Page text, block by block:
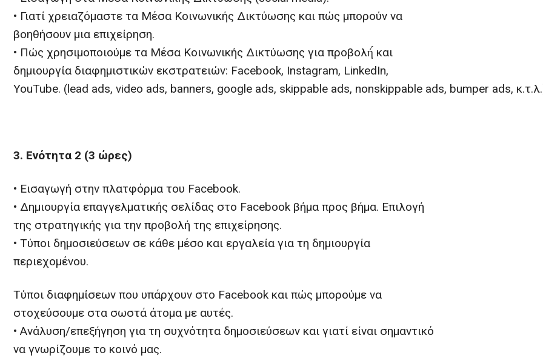
• Γιατί χρειαζόμαστε τα Μέσα Κοινωνικής Δικτύωσης και πώς μπορούν να
βοηθήσουν μια επιχείρηση.
• Πώς χρησιμοποιούμε τα Μέσα Κοινωνικής Δικτύωσης για προβολή́ και
δημιουργία διαφημιστικών εκστρατειών: Facebook, Instagram, LinkedIn,
YouTube. (lead ads, video ads, banners, google ads, skippable ads, nonskippable ads, bumper ads,
3. Ενότητα 2 (3 ώρες)
• Εισαγωγή στην πλατφόρμα του Facebook.
• Δημιουργία επαγγελματικής σελίδας στο Facebook βήμα προς βήμα. Επιλογή
της στρατηγικής για την προβολή της επιχείρησης.
• Τύποι δημοσιεύσεων σε κάθε μέσο και εργαλεία για τη δημιουργία
περιεχομένου.
Τύποι διαφημίσεων που υπάρχουν στο Facebook και πώς μπορούμε να
στοχεύσουμε στα σωστά άτομα με αυτές.
• Ανάλυση/επεξήγηση για τη συχνότητα δημοσιεύσεων και γιατί είναι σημαντικό
να γνωρίζουμε το κοινό μας.